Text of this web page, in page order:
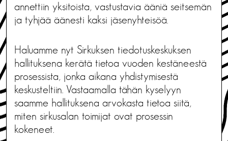
annettiin yksitoista, vastustavia ääniä seitsemän
ja tyhjää äänesti kaksi jäsenyhteisöä.
Haluamme nyt Sirkuksen tiedotuskeskuksen
hallituksena kerätä tietoa vuoden kestäneestä
prosessista, jonka aikana yhdistymisestä
keskusteltiin. Vastaamalla tähän kyselyyn
saamme hallituksena arvokasta tietoa siitä,
miten sirkusalan toimijat ovat prosessin
kokeneet.